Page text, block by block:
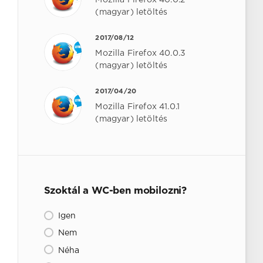
(magyar) letöltés
2017/08/12
Mozilla Firefox 40.0.3
(magyar) letöltés
2017/04/20
Mozilla Firefox 41.0.1
(magyar) letöltés
Szoktál a WC-ben mobilozni?
Igen
Nem
Néha